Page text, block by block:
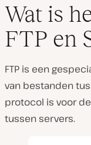
Wat is
FTP en
FTP is een
van bestanden
protocol is voor
tussen servers.